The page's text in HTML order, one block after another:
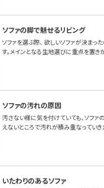
ソファの脚で魅せるリビング
ソファを選ぶ際、 欲しいソファが決ま
す。メインとなる生地選びに重点を置き
ソファの汚れの原因
汚さない様に気を付けていても、ソファ
えないところで汚れが積み重なってい
いたわりのあるソファ